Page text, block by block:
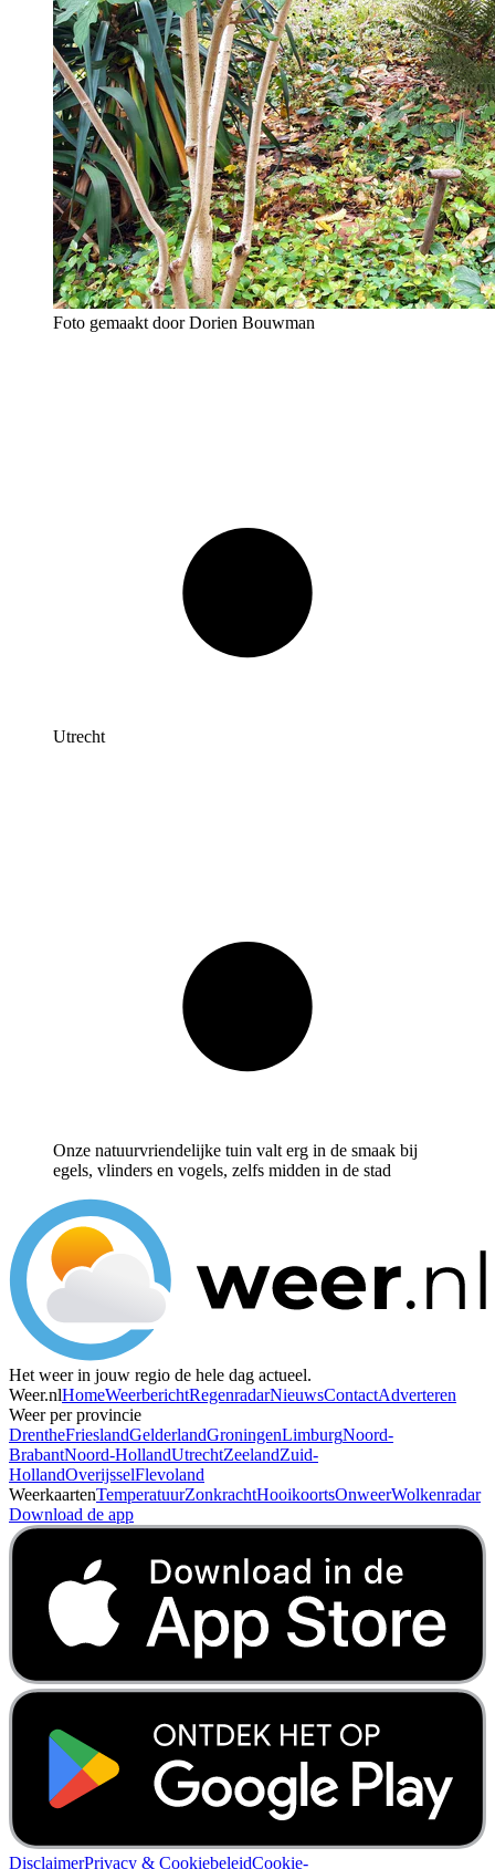
Foto gemaakt door Dorien Bouwman
Utrecht
Onze natuurvriendelijke tuin valt erg in de smaak bij
egels, vlinders en vogels, zelfs midden in de stad
Het weer in jouw regio de hele dag actueel.
Weer.nlHomeWeerberichtRegenradarNieuwsContactAdverteren
Weer per provincie
DrentheFrieslandGelderlandGroningenLimburgNoord-
BrabantNoord-HollandUtrechtZeelandZuid-
HollandOverijsselFlevoland
WeerkaartenTemperatuurZonkrachtHooikoortsOnweerWolkenradar
Download de app
DisclaimerPrivacy & CookiebeleidCookie-